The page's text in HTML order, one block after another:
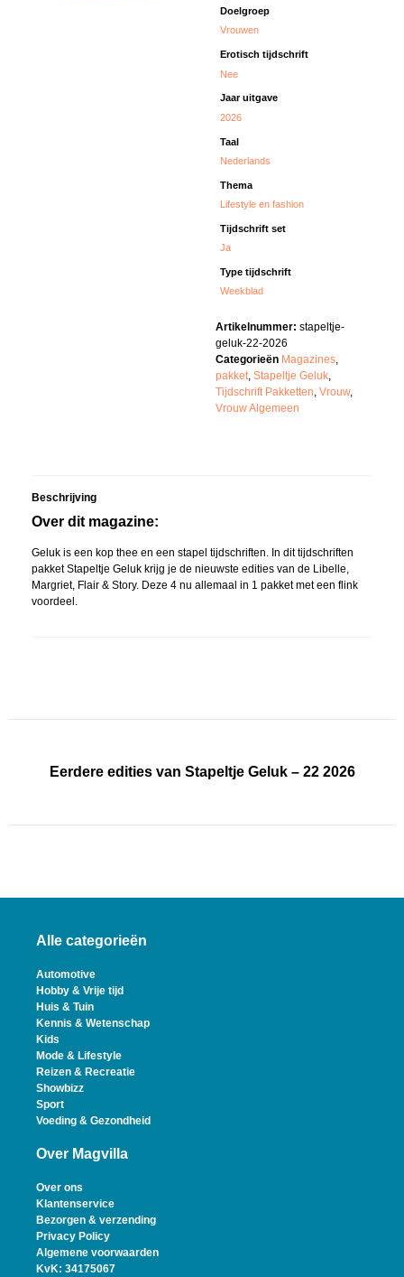
Doelgroep
Vrouwen
Erotisch tijdschrift
Nee
Jaar uitgave
2026
Taal
Nederlands
Thema
Lifestyle en fashion
Tijdschrift set
Ja
Type tijdschrift
Weekblad
Artikelnummer: stapeltje-
geluk-22-2026
Categorieën Magazines,
pakket, Stapeltje Geluk,
Tijdschrift Pakketten, Vrouw,
Vrouw Algemeen
Beschrijving
Over dit magazine:
Geluk is een kop thee en een stapel tijdschriften. In dit tijdschriften
pakket Stapeltje Geluk krijg je de nieuwste edities van de Libelle,
Margriet, Flair & Story. Deze 4 nu allemaal in 1 pakket met een flink
voordeel.
Eerdere edities van Stapeltje Geluk – 22 2026
Alle categorieën
Automotive
Hobby & Vrije tijd
Huis & Tuin
Kennis & Wetenschap
Kids
Mode & Lifestyle
Reizen & Recreatie
Showbizz
Sport
Voeding & Gezondheid
Over Magvilla
Over ons
Klantenservice
Bezorgen & verzending
Privacy Policy
Algemene voorwaarden
KvK: 34175067